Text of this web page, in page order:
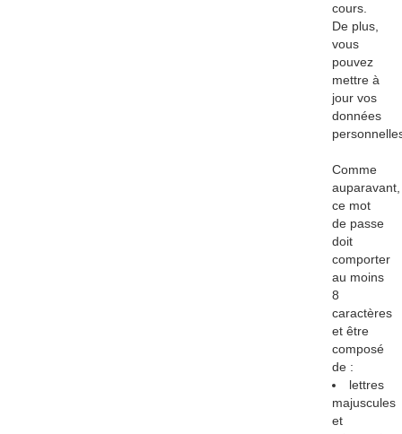
cours.
De plus,
vous
pouvez
mettre à
jour vos
données
Comme
auparavant,
ce mot
de passe
doit
comporter
au moins
8
caractères
et être
composé
de :
lettres
majuscules
et